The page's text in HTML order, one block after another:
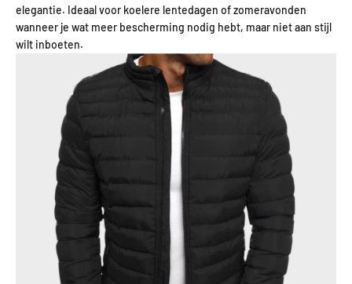
elegantie. Ideaal voor koelere lentedagen of zomeravonden
wanneer je wat meer bescherming nodig hebt, maar niet aan stijl
wilt inboeten.